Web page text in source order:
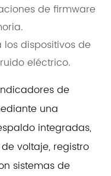
de firmware
dispositivos de
eléctrico.
de
una
integradas,
voltaje, registro
sistemas de